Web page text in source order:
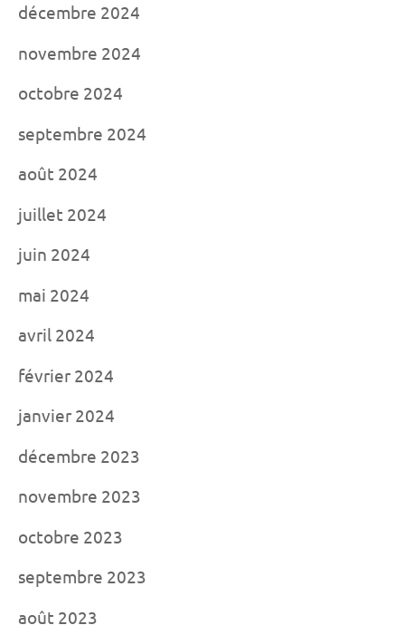
décembre 2024
novembre 2024
octobre 2024
septembre 2024
août 2024
juillet 2024
juin 2024
mai 2024
avril 2024
février 2024
janvier 2024
décembre 2023
novembre 2023
octobre 2023
septembre 2023
août 2023